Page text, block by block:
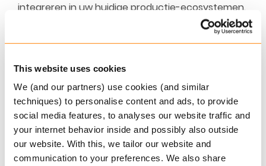
This website uses cookies
We (and our partners) use cookies (and similar
techniques) to personalise content and ads, to provide
social media features, to analyses our website traffic and
your internet behavior inside and possibly also outside
our website. With this, we tailor our website and
communication to your preferences. We also share
integreren in uw huidige productie-ecosystemen.
Lees in deze brochure hoe u met uitbreidingen
Axon kunt verbeteren om uw specifieke zakelijke
behoeften te ondersteunen.
Meer informatie
Klaar voor de mogelijkheden van de toekomst?
Neem contact op met ons team om te ontdekken
hoe Keylane uw bedrijf kan ondersteunen. Vul